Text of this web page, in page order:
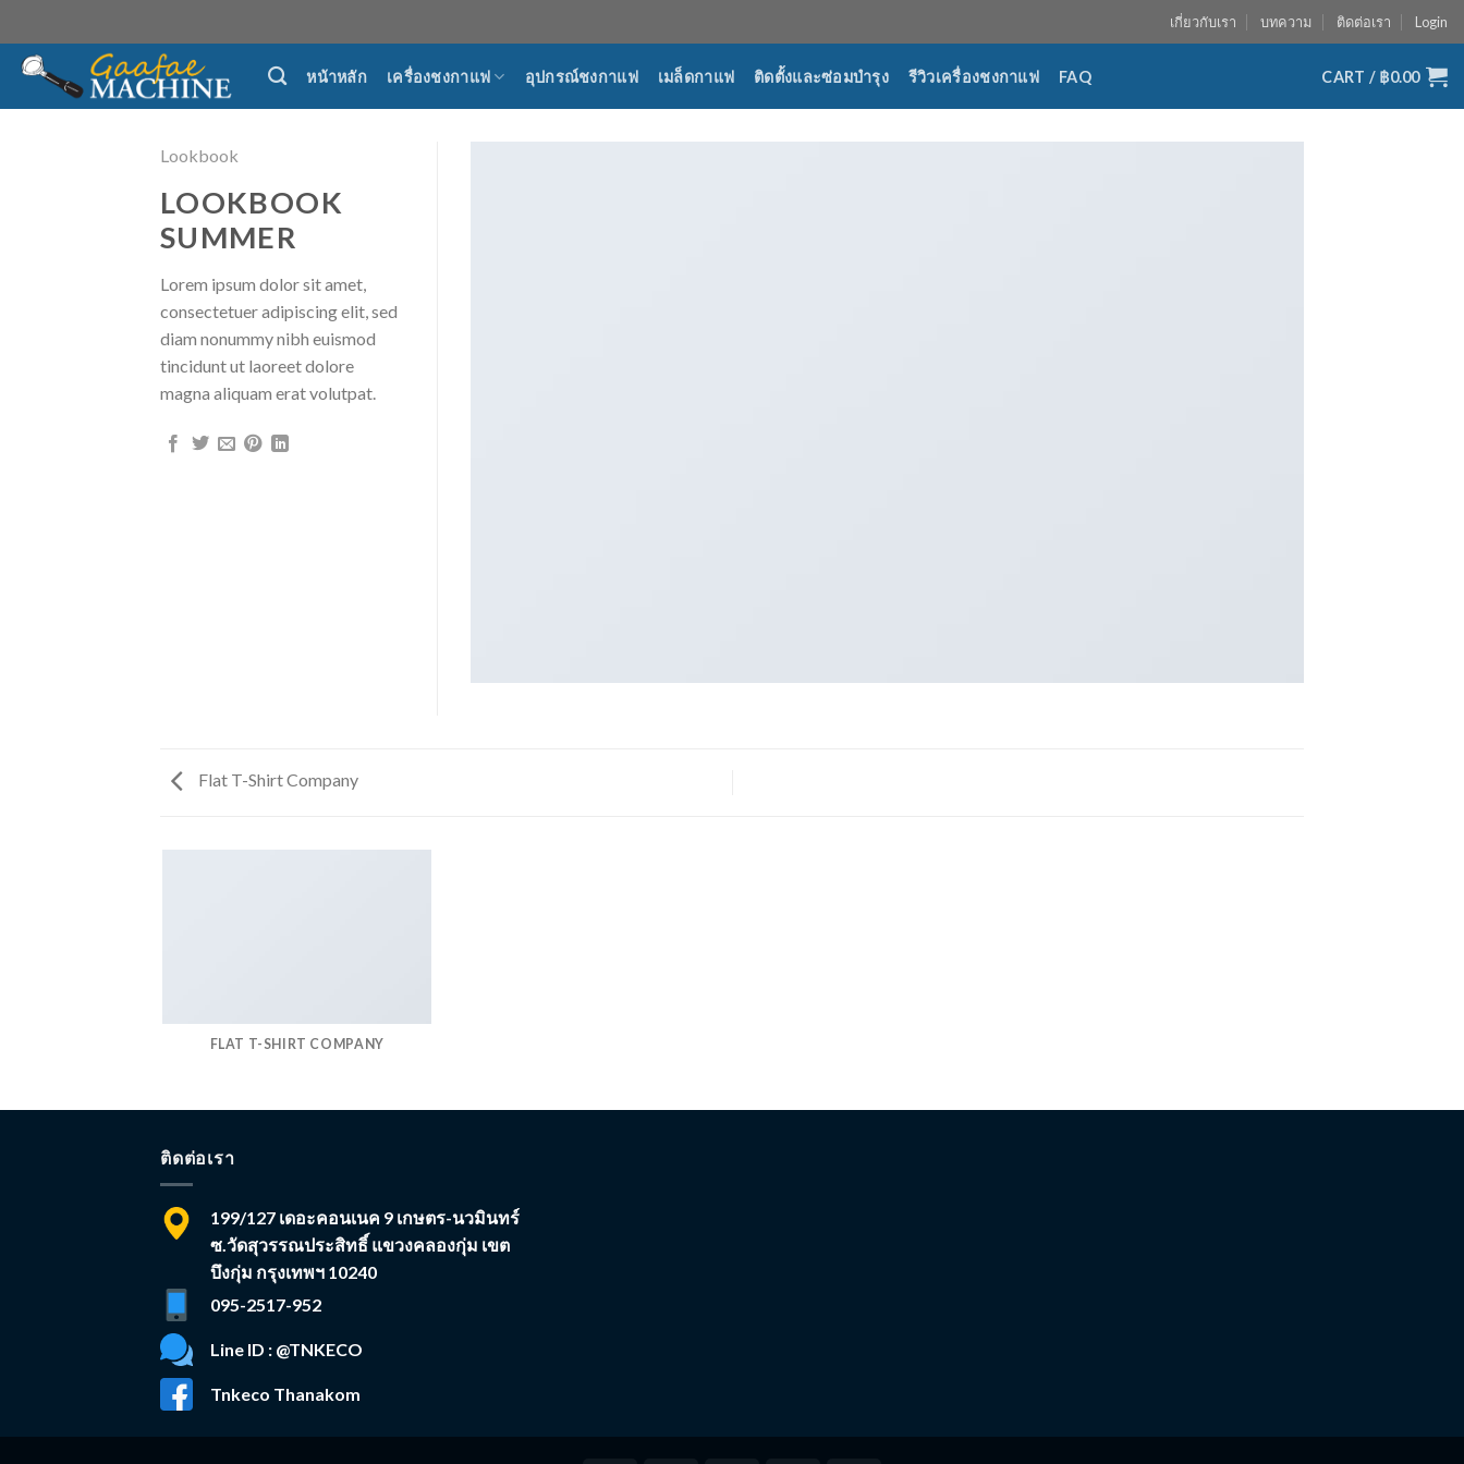
to
content
เกี่ยวกับเรา บทความ ติดต่อเรา Login
หน้าหลัก เครื่องชงกาแฟ อุปกรณ์ชงกาแฟ เมล็ดกาแฟ ติดตั้งและซ่อมบำรุง รีวิวเครื่องชงกาแฟ FAQ CART / ฿0.00
Lookbook
LOOKBOOK
SUMMER
Lorem ipsum dolor sit amet,
consectetuer adipiscing elit, sed
diam nonummy nibh euismod
tincidunt ut laoreet dolore
magna aliquam erat volutpat.
Flat T-Shirt Company
FLAT T-SHIRT COMPANY
ติดต่อเรา
199/127 เดอะคอนเนค 9 เกษตร-นวมินทร์
ซ.วัดสุวรรณประสิทธิ์ แขวงคลองกุ่ม เขต
บึงกุ่ม กรุงเทพฯ 10240
095-2517-952
Line ID : @TNKECO
Tnkeco Thanakom